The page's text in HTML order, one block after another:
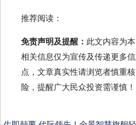
推荐阅读：
免责声明及提醒： 此文内容为
相关信息仅为宣传及传递更多
点，文章真实性请浏览者慎重
险，提醒广大民众投资需谨慎！